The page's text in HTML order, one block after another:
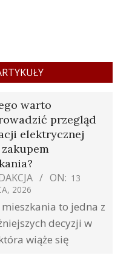
warto
przegląd
elektrycznej
ON: 13
2026
to jedna z
decyzji w
wiąże się